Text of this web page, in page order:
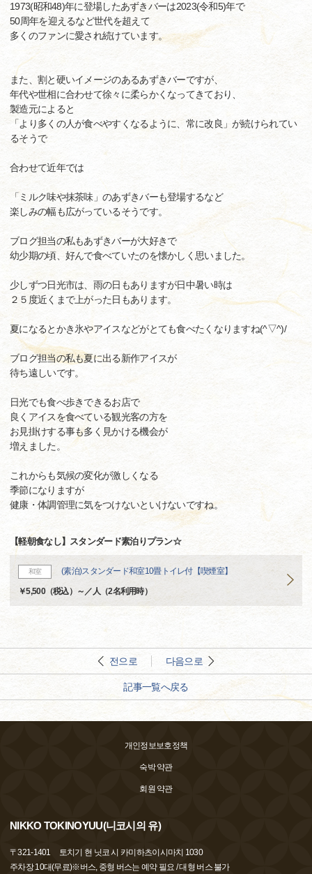
1973(昭和48)年に登場したあずきバーは2023(令和5)年で
50周年を迎えるなど世代を超えて
多くのファンに愛され続けています。
また、割と硬いイメージのあるあずきバーですが、
年代や世相に合わせて徐々に柔らかくなってきており、
製造元によると
「より多くの人が食べやすくなるように、常に改良」が続けられてい
るそうで
合わせて近年では
「ミルク味や抹茶味」のあずきバーも登場するなど
楽しみの幅も広がっているそうです。
ブログ担当の私もあずきバーが大好きで
幼少期の頃、好んで食べていたのを懐かしく思いました。
少しずつ日光市は、雨の日もありますが日中暑い時は
２５度近くまで上がった日もあります。
夏になるとかき氷やアイスなどがとても食べたくなりますね(^▽^)/
ブログ担当の私も夏に出る新作アイスが
待ち遠しいです。
日光でも食べ歩きできるお店で
良くアイスを食べている観光客の方を
お見掛けする事も多く見かける機会が
増えました。
これからも気候の変化が激しくなる
季節になりますが
健康・体調管理に気をつけないといけないですね。
【軽朝食なし】スタンダード素泊りプラン☆
和室 (素泊)スタンダード和室10畳トイレ付【喫煙室】
￥5,500（税込）～／人（2名利用時）
전으로 다음으로
記事一覧へ戻る
개인정보보호정책
숙박 약관
회원 약관
NIKKO TOKINOYUU(니코시의 유)
〒321-1401
토치기 현 닛코 시 카미하츠이시마치 1030
주차장 10대(무료)※버스, 중형 버스는 예약 필요 / 대형 버스 불가